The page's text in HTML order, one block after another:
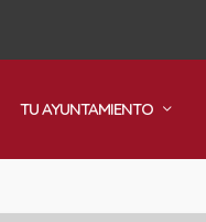
TU AYUNTAMIENTO